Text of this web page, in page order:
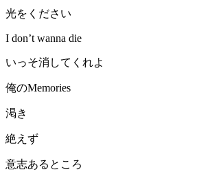
光をください
I don’t wanna die
いっそ消してくれよ
俺のMemories
渇き
絶えず
意志あるところ